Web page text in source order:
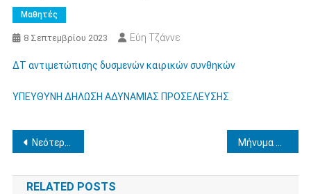
Μαθητές
8 Σεπτεμβρίου 2023 Εύη Τζάννε
ΔΤ αντιμετώπισης δυσμενών καιρικών συνθηκών
ΥΠΕΥΘΥΝΗ ΔΗΛΩΣΗ ΑΔΥΝΑΜΙΑΣ ΠΡΟΣΕΛΕΥΣΗΣ
Πλοήγηση
άρθρων
Νεότερη ενημέρωση για διαδικασία ψηφιακής σύμβασης από τους αναπληρωτές μέσω της εφαρμογής anaplirotes.gov.gr
RELATED POSTS